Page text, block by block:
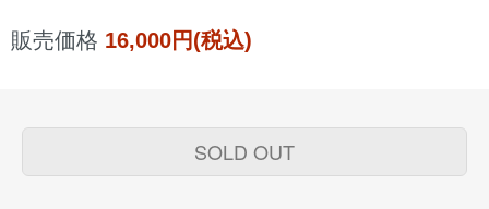
販売価格 16,000円(税込)
SOLD OUT